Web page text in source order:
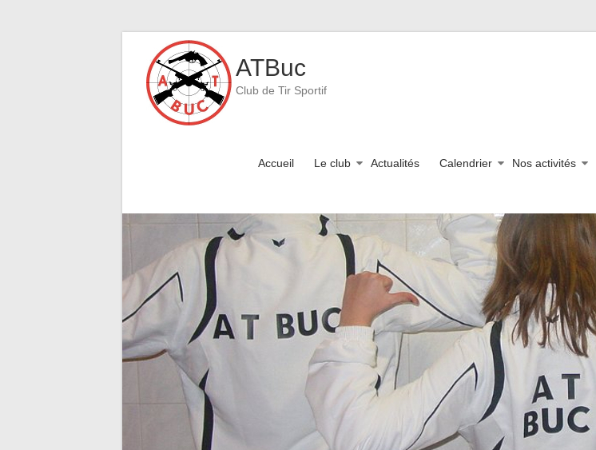
content
ATBuc
Club de Tir Sportif
Accueil Le club Actualités Calendrier Nos activités